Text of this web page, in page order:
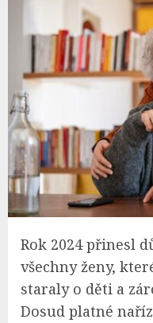
Rok 2024 přinesl
všechny ženy,
staraly o děti a
Dosud platné